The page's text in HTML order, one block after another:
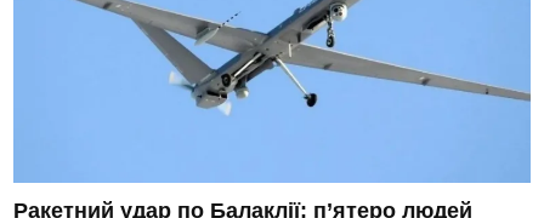
Ракетний удар по Балаклії: п’ятеро людей